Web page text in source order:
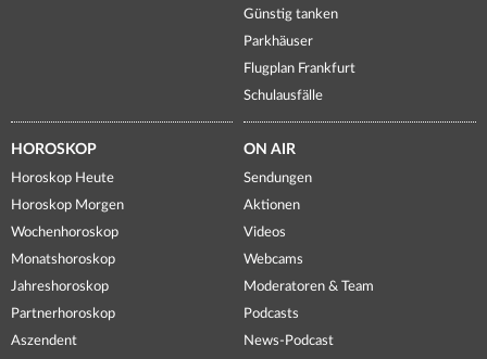
Günstig tanken
Parkhäuser
Flugplan Frankfurt
Schulausfälle
HOROSKOP
Horoskop Heute
Horoskop Morgen
Wochenhoroskop
Monatshoroskop
Jahreshoroskop
Partnerhoroskop
Aszendent
ON AIR
Sendungen
Aktionen
Videos
Webcams
Moderatoren & Team
Podcasts
News-Podcast